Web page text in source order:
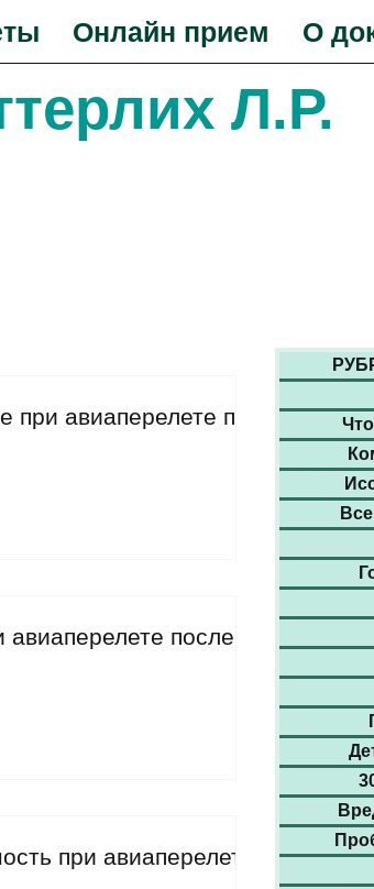
Онлайн прием О
Л.Р.
при авиаперелете при
авиаперелете после
при авиаперелете